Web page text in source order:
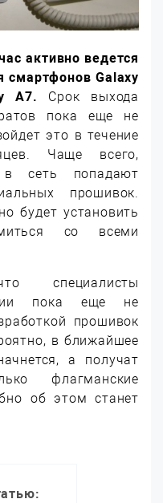
активно ведется
смартфонов Galaxy
A7. Срок выхода
пока еще не
это в течение
Чаще всего,
сеть попадают
прошивок.
будет установить
со всеми
специалисты
пока еще не
прошивок
в ближайшее
а получат
флагманские
об этом станет